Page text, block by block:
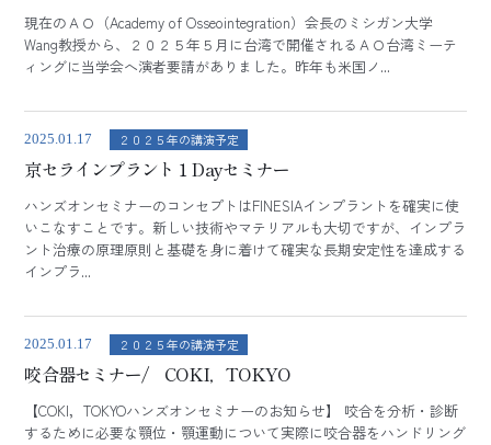
現在のＡＯ（Academy of Osseointegration）会長のミシガン大学
Wang教授から、２０２５年５月に台湾で開催されるＡＯ台湾ミーテ
ィングに当学会へ演者要請がありました。昨年も米国ノ...
2025.01.17 ２０２５年の講演予定
京セラインプラント１Dayセミナー
ハンズオンセミナーのコンセプトはFINESIAインプラントを確実に使
いこなすことです。新しい技術やマテリアルも大切ですが、インプラ
ント治療の原理原則と基礎を身に着けて確実な長期安定性を達成する
インプラ...
2025.01.17 ２０２５年の講演予定
咬合器セミナー/ COKI，TOKYO
【COKI，TOKYOハンズオンセミナーのお知らせ】 咬合を分析・診断
するために必要な顎位・顎運動について実際に咬合器をハンドリング